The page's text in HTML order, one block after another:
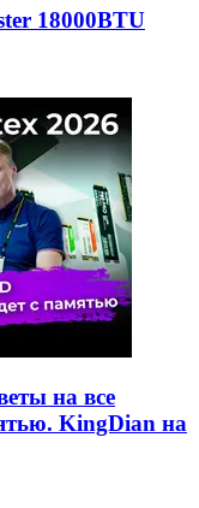
18000BTU
на все
KingDian на